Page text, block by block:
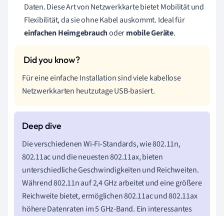
Daten. Diese Art von Netzwerkkarte bietet Mobilität und
Flexibilität, da sie ohne Kabel auskommt. Ideal für
einfachen Heimgebrauchodermobile Geräte.
Für eine einfache Installation sind viele kabellose
Netzwerkkarten heutzutage USB-basiert.
Die verschiedenen Wi-Fi-Standards, wie 802.11n,
802.11ac und die neuesten 802.11ax, bieten
unterschiedliche Geschwindigkeiten und Reichweiten.
Während 802.11n auf 2,4 GHz arbeitet und eine größere
Reichweite bietet, ermöglichen 802.11ac und 802.11ax
höhere Datenraten im 5 GHz-Band. Ein interessantes